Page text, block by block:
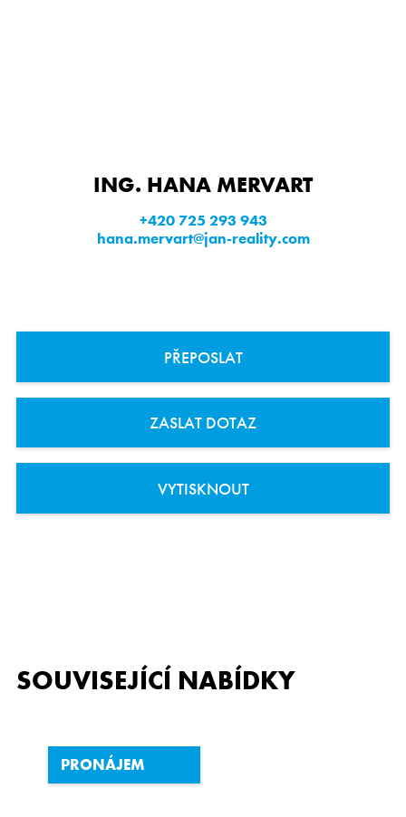
ING. HANA MERVART
+420 725 293 943
hana.mervart@jan-reality.com
PŘEPOSLAT
ZASLAT DOTAZ
VYTISKNOUT
SOUVISEJÍCÍ NABÍDKY
PRONÁJEM